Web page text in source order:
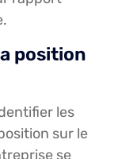
position
les
sur le
se